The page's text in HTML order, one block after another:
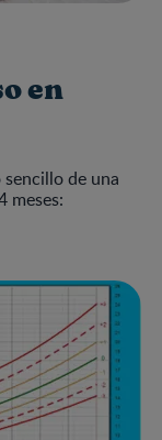
en
de una
meses: